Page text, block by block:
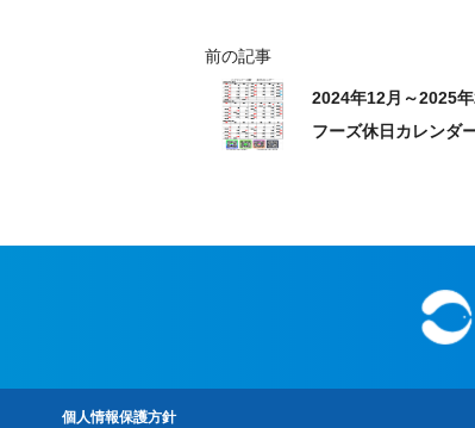
前の記事
2024年12月～2025
フーズ休日カレンダ
個人情報保護方針